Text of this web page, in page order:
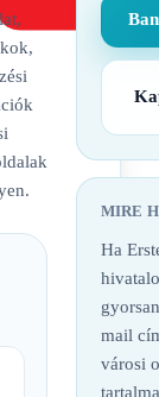
MIRE
Ha
mail
városi